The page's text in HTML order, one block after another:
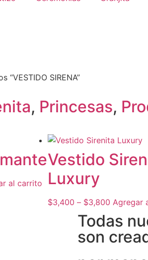
“VESTIDO SIRENA”
, Princesas,
al carrito
Vestido
Luxury
$3,400 – $3,800 Agregar
Todas
son